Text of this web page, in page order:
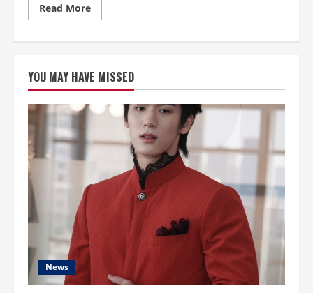
Read MoreRead
more
ผลิต
โชค,
แก้ม-
วิช
ญาณี
แป๋ม
คอนเสิร์ต
การ
YOU MAY HAVE MISSED
News